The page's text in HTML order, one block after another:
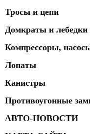
Тросы и цепи
Домкраты и лебедки
Компрессоры,
Лопаты
Канистры
Противоугонные
АВТО-НОВОСТИ